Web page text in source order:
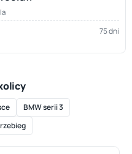
75 dni
BMW serii 3